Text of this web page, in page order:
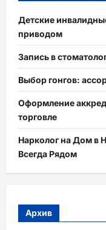
Детские
приводом
Запись в
Выбор гонгов:
Оформление
торговле
Нарколог на Дом в
Всегда Рядом
Архив